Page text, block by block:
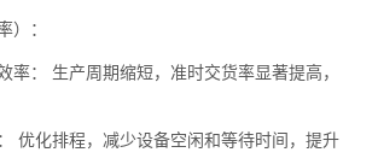
：
： 生产周期缩短，准时交货率显著提高，
化排程，减少设备空闲和等待时间，提升